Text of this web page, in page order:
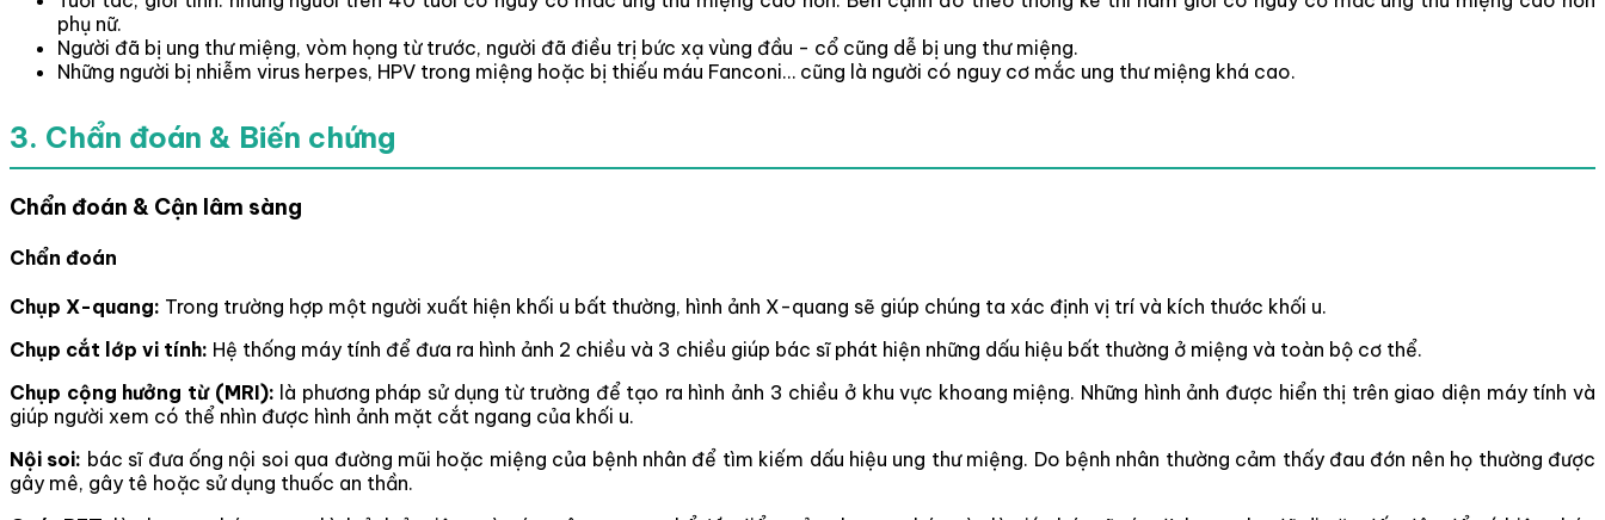
phụ nữ.
Người đã bị ung thư miệng, vòm họng từ trước, người đã điều trị bức xạ vùng đầu - cổ cũng dễ bị ung thư miệng.
Những người bị nhiễm virus herpes, HPV trong miệng hoặc bị thiếu máu Fanconi… cũng là người có nguy cơ mắc ung thư miệng khá cao.
3. Chẩn đoán & Biến chứng
Chẩn đoán & Cận lâm sàng
Chẩn đoán
Chụp X-quang: Trong trường hợp một người xuất hiện khối u bất thường, hình ảnh X-quang sẽ giúp chúng ta xác định vị trí và kích thước khối u.
Chụp cắt lớp vi tính: Hệ thống máy tính để đưa ra hình ảnh 2 chiều và 3 chiều giúp bác sĩ phát hiện những dấu hiệu bất thường ở miệng và toàn bộ cơ thể.
Chụp cộng hưởng từ (MRI): là phương pháp sử dụng từ trường để tạo ra hình ảnh 3 chiều ở khu vực khoang miệng. Những hình ảnh được hiển thị trên giao diện máy tính và
giúp người xem có thể nhìn được hình ảnh mặt cắt ngang của khối u.
Nội soi: bác sĩ đưa ống nội soi qua đường mũi hoặc miệng của bệnh nhân để tìm kiếm dấu hiệu ung thư miệng. Do bệnh nhân thường cảm thấy đau đớn nên họ thường được
gây mê, gây tê hoặc sử dụng thuốc an thần.